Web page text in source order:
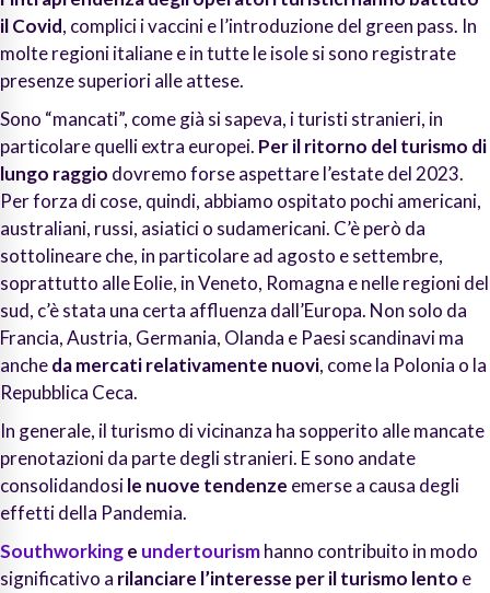
il Covid, complici i vaccini e l’introduzione del green pass. In
molte regioni italiane e in tutte le isole si sono registrate
presenze superiori alle attese.
Sono “mancati”, come già si sapeva, i turisti stranieri, in
particolare quelli extra europei. Per il ritorno del turismo di
lungo raggio dovremo forse aspettare l’estate del 2023.
Per forza di cose, quindi, abbiamo ospitato pochi americani,
australiani, russi, asiatici o sudamericani. C’è però da
sottolineare che, in particolare ad agosto e settembre,
soprattutto alle Eolie, in Veneto, Romagna e nelle regioni del
sud, c’è stata una certa affluenza dall’Europa. Non solo da
Francia, Austria, Germania, Olanda e Paesi scandinavi ma
ancheda mercati relativamente nuovi, come la Polonia o la
Repubblica Ceca.
In generale, il turismo di vicinanza ha sopperito alle mancate
prenotazioni da parte degli stranieri. E sono andate
consolidandosile nuove tendenze emerse a causa degli
effetti della Pandemia.
Southworkinge undertourismhanno contribuito in modo
significativo a rilanciare l’interesse per il turismo lento e